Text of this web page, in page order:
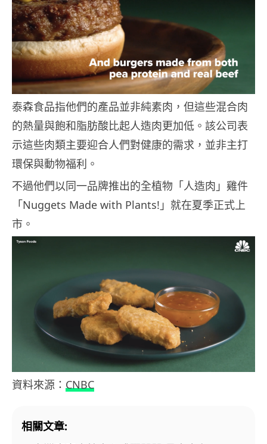
泰森食品指他們的產品並非純素肉，但這些混合肉
的熱量與飽和脂肪酸比起人造肉更加低。該公司表
示這些肉類主要迎合人們對健康的需求，並非主打
環保與動物福利。
不過他們以同一品牌推出的全植物「人造肉」雞件
「Nuggets Made with Plants!」就在夏季正式上
市。
資料來源： CNBC
相關文章: